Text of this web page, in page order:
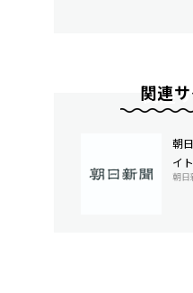
関連
朝
イト
朝日